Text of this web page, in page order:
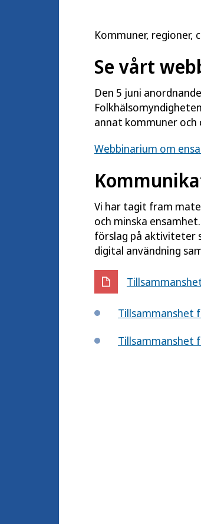
Kommuner, regioner,
Se vårt
Den 5 juni
annat kommuner och
Webbinarium om
Vi har tagit fram
och minska
förslag på aktiviteter
digital användning
Tillsammanshet
Tillsammanshet